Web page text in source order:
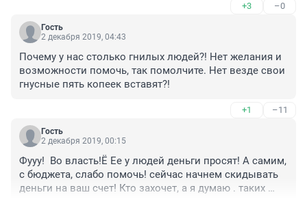
+3 –0
Гость
2 декабря 2019, 04:43
Почему у нас столько гнилых людей?! Нет желания и
возможности помочь, так помолчите. Нет везде свои
гнусные пять копеек вставят?!
+1 –11
Гость
2 декабря 2019, 00:15
Фууу!  Во власть!Ё Ее у людей деньги просят! А самим,
с бюджета, слабо помочь! сейчас начнем скидывать
деньги на ваш счет! Кто захочет, а я думаю . таких